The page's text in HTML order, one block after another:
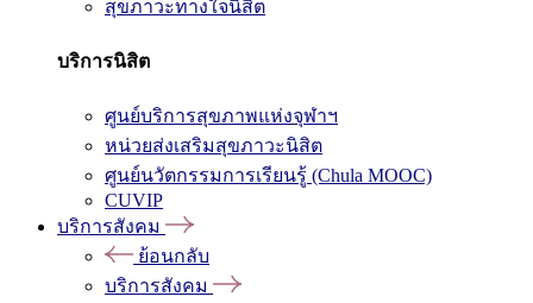
สุขภาวะทางใจนิสิต
บริการนิสิต
ศูนย์บริการสุขภาพแห่งจุฬาฯ
หน่วยส่งเสริมสุขภาวะนิสิต
ศูนย์นวัตกรรมการเรียนรู้ (Chula MOOC)
CUVIP
บริการสังคม
ย้อนกลับ
บริการสังคม